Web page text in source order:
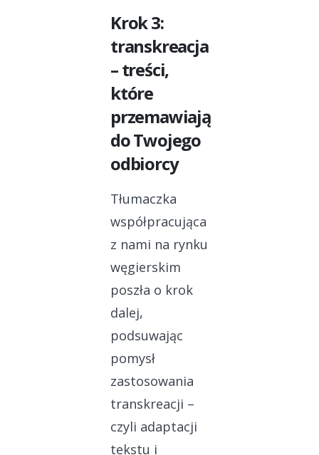
Krok 3:
transkreacja
– treści,
które
przemawiają
do Twojego
odbiorcy
Tłumaczka
współpracująca
z nami na rynku
węgierskim
poszła o krok
dalej,
podsuwając
pomysł
zastosowania
transkreacji –
czyli adaptacji
tekstu i